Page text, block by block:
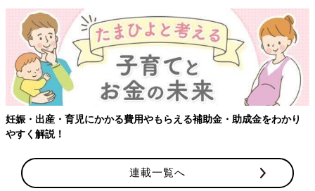
妊娠・出産・育児にかかる費用やもらえる補助金・助成金をわかり
やすく解説！
連載一覧へ